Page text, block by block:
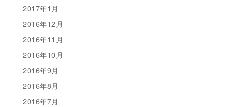
2017年1月
2016年12月
2016年11月
2016年10月
2016年9月
2016年8月
2016年7月